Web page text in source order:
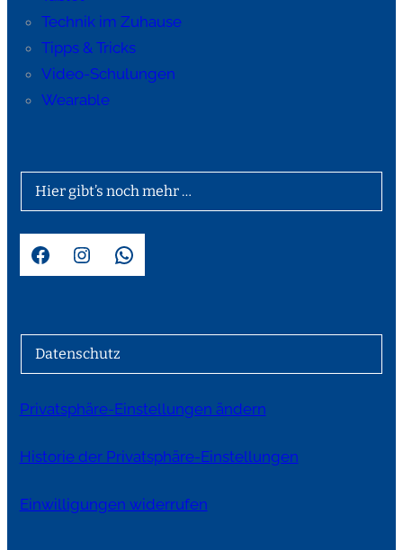
Technik im Zuhause
Tipps & Tricks
Video-Schulungen
Wearable
Hier gibt’s noch mehr …
Facebook Instagram WhatsApp
Datenschutz
Privatsphäre-Einstellungen ändern
Historie der Privatsphäre-Einstellungen
Einwilligungen widerrufen